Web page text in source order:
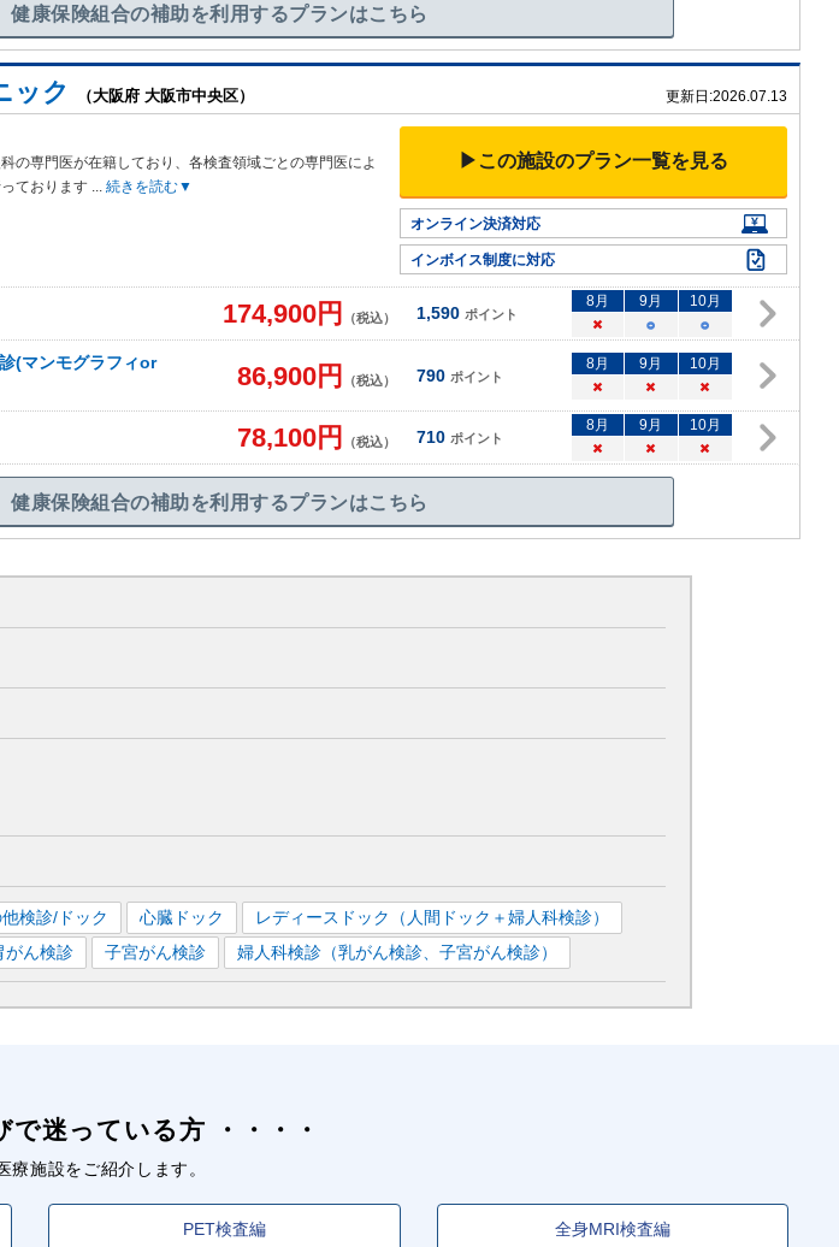
健康保険組合の補助を利用するプランはこちら
ック （大阪府 大阪市中央区） 更新日:2026.07.13
の専門医が在籍しており、各検査領域ごとの専門医によ
ております ... 続きを読む▼
▶この施設のプラン一覧を見る
オンライン決済対応
インボイス制度に対応
174,900円 （税込） 1,590 ポイント
8月 9月 10月
×
○ ○
(マンモグラフィor
86,900円 （税込） 790 ポイント
8月 9月 10月
×
× ×
78,100円 （税込） 710 ポイント
8月 9月 10月
×
× ×
健康保険組合の補助を利用するプランはこちら
検診/ドック 心臓ドック
レディースドック（人間ドック＋婦人科検診）
がん検診 子宮がん検診 婦人科検診（乳がん検診、子宮がん検診）
で迷っている方
療施設をご紹介します。
PET検査編 全身MRI検査編